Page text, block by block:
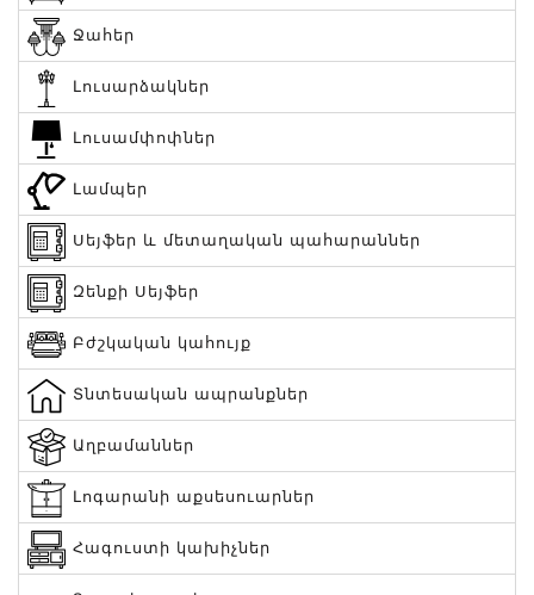
Ջահեր
Լուսարձակներ
Լուսամփոփներ
Լամպեր
Սեյֆեր և մետաղական պահարաններ
Զենքի Սեյֆեր
Բժշկական կահույք
Տնտեսական ապրանքներ
Աղբամաններ
Լոգարանի աքսեսուարներ
Հագուստի կախիչներ